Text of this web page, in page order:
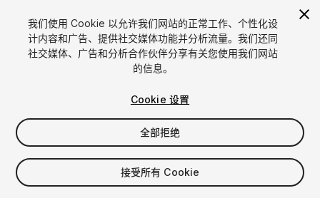
FREE
47viewsin the past week
我们使用 Cookie 以允许我们网站的正常工作、个性化设
计内容和广告、提供社交媒体功能并分析流量。我们还同
社交媒体、广告和分析合作伙伴分享有关您使用我们网站
的信息。
Cookie 设置
全部拒绝
接受所有 Cookie